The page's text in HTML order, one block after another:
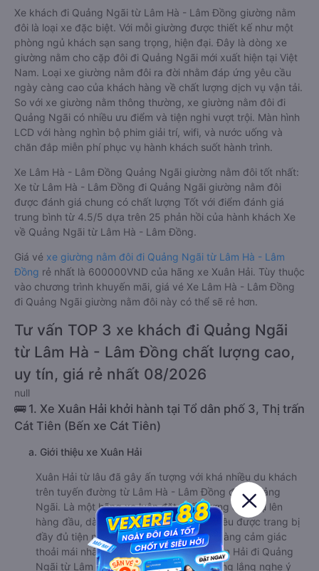
Xe khách đi Quảng Ngãi từ Lâm Hà - Lâm Đồng giường nằm
đôi là loại xe đặc biệt. Với mỗi giường được thiết kế như một
phòng ngủ khách sạn sang trọng, hiện đại. Đây là dòng xe
giường nằm cho cặp đôi đi Quảng Ngãi mới xuất hiện tại Việt
Nam. Loại xe giường nằm đôi ra đời nhằm đáp ứng yêu cầu
ngày càng cao của khách hàng về chất lượng dịch vụ vận tải.
So với xe giường nằm thông thường, xe giường nằm đôi đi
Quảng Ngãi có nhiều ưu điểm và tiện nghi vượt trội. Màn hình
LCD với hàng nghìn bộ phim giải trí, wifi, và nước uống và
chăn đắp miễn phí phục vụ hành khách suốt hành trình.
Xe Lâm Hà - Lâm Đồng Quảng Ngãi giường nằm đôi tốt nhất:
Xe từ Lâm Hà - Lâm Đồng đi Quảng Ngãi giường nằm đôi
được đánh giá chung có chất lượng Tốt với điểm đánh giá
trung bình từ 4.5/5 dựa trên 25 phản hồi của hành khách Xe
về Quảng Ngãi từ Lâm Hà - Lâm Đồng.
Giá vé xe giường nằm đôi đi Quảng Ngãi từ Lâm Hà - Lâm
Đồng rẻ nhất là 600000VND của hãng xe Xuân Hải. Tùy thuộc
vào chương trình khuyến mãi, giá vé Xe Lâm Hà - Lâm Đồng
đi Quảng Ngãi giường nằm đôi này có thể sẽ rẻ hơn.
Tư vấn TOP 3 xe khách đi Quảng Ngãi
từ Lâm Hà - Lâm Đồng chất lượng cao,
uy tín, giá rẻ nhất 08/2026
null
🚌 1. Xe Xuân Hải khởi hành tại Tổ dân phố 3, Thị trấn
Cát Tiên (Bến xe Cát Tiên)
a. Giới thiệu xe Xuân Hải
Xuân Hải từ lâu đã gây ấn tượng với khá nhiều du khách
trên tuyến đường từ Lâm Hà - Lâm Đồng đến Quảng
Ngãi. Là một hãng xe luôn đặt chất lượng dịch vụ lên
hàng đầu, dàn xe khách của Xuân Hải đều được trang bị
đầy đủ tiện nghi, mang đến cho khách hàng cảm giác
thoải mái nhất trong suốt hành trình. Xuân Hải đi Quảng
Ngãi từ Lâm Hà - Lâm Đồng luôn sẵn sàng lắng nghe ý